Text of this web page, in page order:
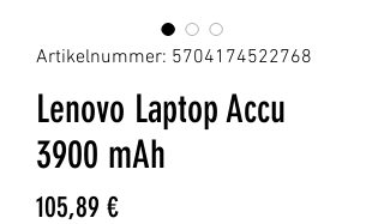
Artikelnummer: 5704174522768
Lenovo Laptop Accu
3900 mAh
105,89 €Preis